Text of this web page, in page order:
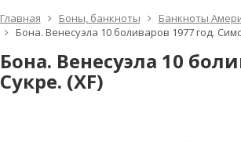
Главная Боны, банкноты Банкноты
Бона. Венесуэла 10 боливаров 1977 год.
Бона. Венесуэла 10
Сукре. (XF)